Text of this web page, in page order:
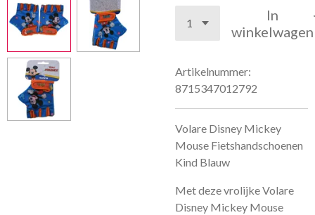
In
winkelwagen
Artikelnummer:
8715347012792
Volare Disney Mickey
Mouse Fietshandschoenen
Kind Blauw
Met deze vrolijke Volare
Disney Mickey Mouse